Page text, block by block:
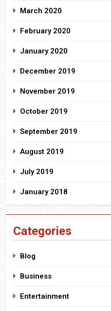
March 2020
February 2020
January 2020
December 2019
November 2019
October 2019
September 2019
August 2019
July 2019
January 2018
Categories
Blog
Business
Entertainment